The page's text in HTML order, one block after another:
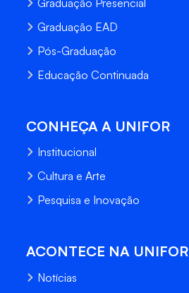
Graduação EAD
Pós-Graduação
Educação Continuada
CONHEÇA A UNIFOR
Institucional
Cultura e Arte
Pesquisa e Inovação
ACONTECE NA UNIFOR
Notícias